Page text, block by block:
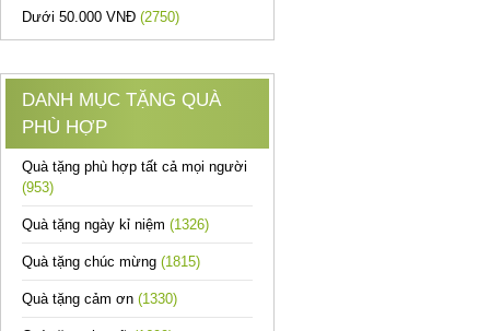
Dưới 50.000 VNĐ (2750)
DANH MỤC TẶNG QUÀ
PHÙ HỢP
Quà tặng phù hợp tất cả mọi người
(953)
Quà tặng ngày kỉ niệm (1326)
Quà tặng chúc mừng (1815)
Quà tặng cảm ơn (1330)